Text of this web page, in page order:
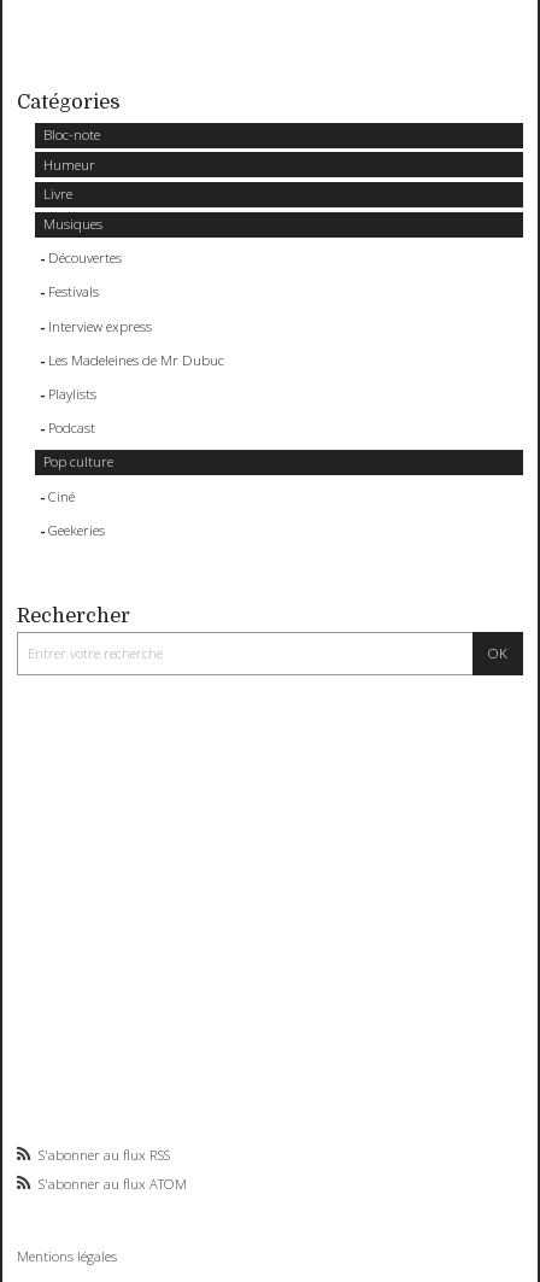
Catégories
Bloc-note
Humeur
Livre
Musiques
Découvertes
Festivals
Interview express
Les Madeleines de Mr Dubuc
Playlists
Podcast
Pop culture
Ciné
Geekeries
Rechercher
S'abonner au flux RSS
S'abonner au flux ATOM
Mentions légales